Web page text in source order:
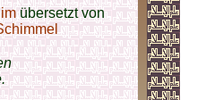
übersetzt von